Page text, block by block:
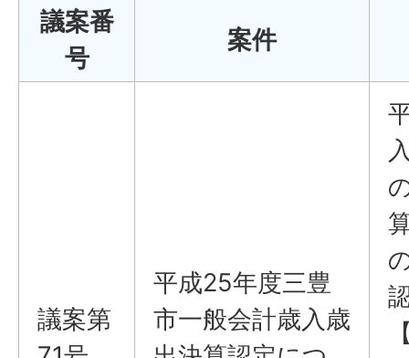
議案番
号
案件
議案第
平成25年度三豊
市一般会計歳入歳